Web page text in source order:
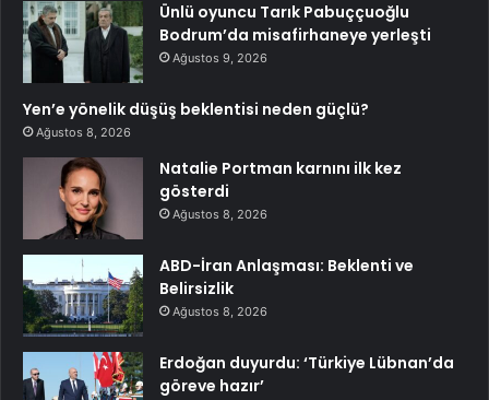
Ünlü oyuncu Tarık Pabuççuoğlu
Bodrum’da misafirhaneye yerleşti
Ağustos 9, 2026
Yen’e yönelik düşüş beklentisi neden güçlü?
Ağustos 8, 2026
Natalie Portman karnını ilk kez
gösterdi
Ağustos 8, 2026
ABD-İran Anlaşması: Beklenti ve
Belirsizlik
Ağustos 8, 2026
Erdoğan duyurdu: ‘Türkiye Lübnan’da
göreve hazır’